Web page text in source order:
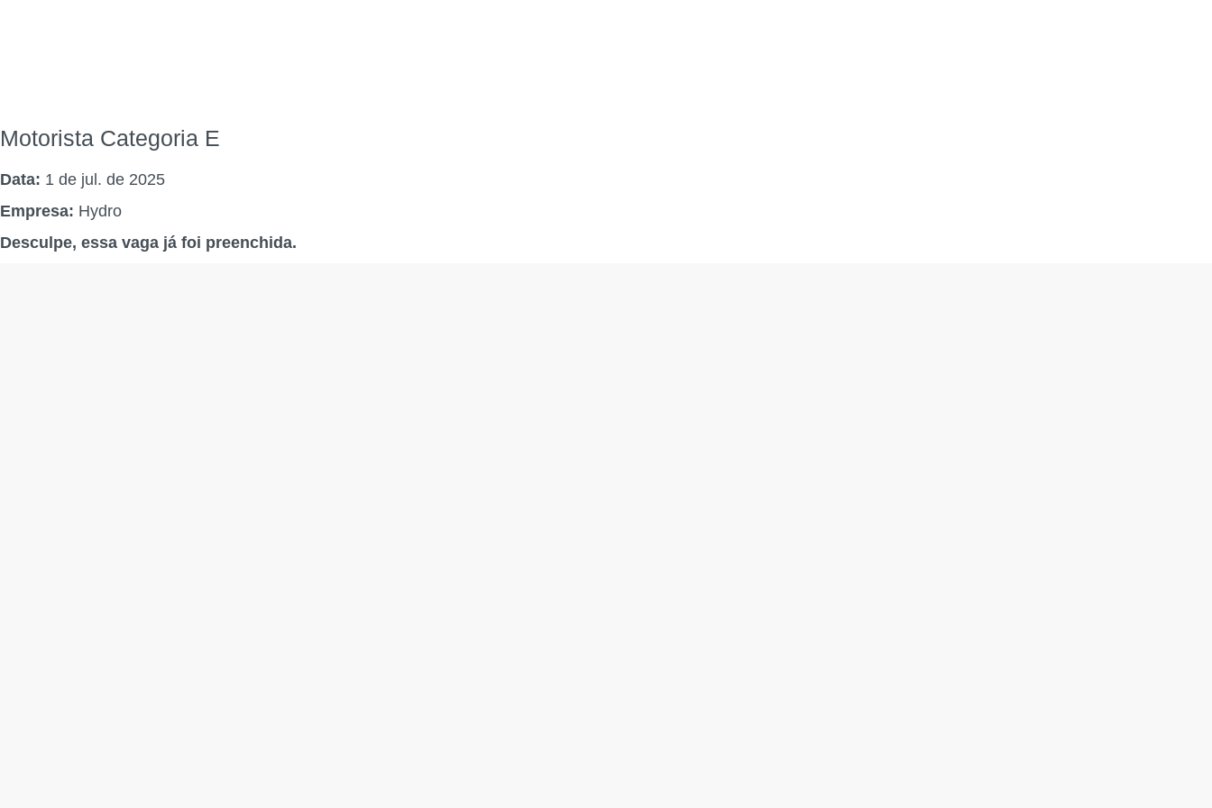
Motorista Categoria E
Data: 1 de jul. de 2025
Empresa: Hydro
Desculpe, essa vaga já foi preenchida.